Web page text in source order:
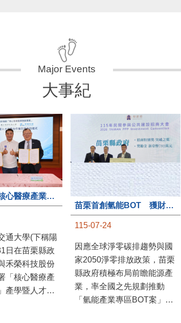
大事紀
通大學(下稱陽
日在苗栗縣政
禾榮科技股份
「核心醫療產
產學暨人才培
苗栗首創氫能BOT 獲財政部「突破之翼」肯定
115-07-24
因應全球淨零碳排趨勢與國
家2050淨零排放政策，苗栗
縣政府積極布局前瞻能源產
業，率全國之先規劃推動
「氫能產業專區BOT案」，